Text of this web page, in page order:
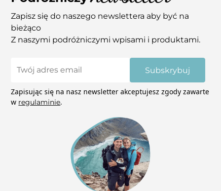
Zapisz się do naszego newslettera aby być na
bieżąco
Z naszymi podróżniczymi wpisami i produktami.
Subskrybuj
Zapisując się na nasz newsletter akceptujesz zgody zawarte
w regulaminie.